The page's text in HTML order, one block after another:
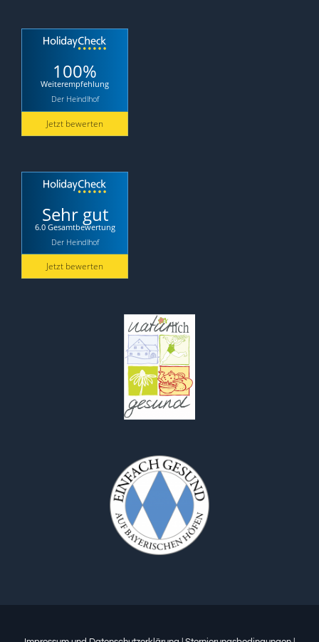
100%
Weiterempfehlung
Der Heindlhof
Jetzt bewerten
Sehr gut
6.0 Gesamtbewertung
Der Heindlhof
Jetzt bewerten